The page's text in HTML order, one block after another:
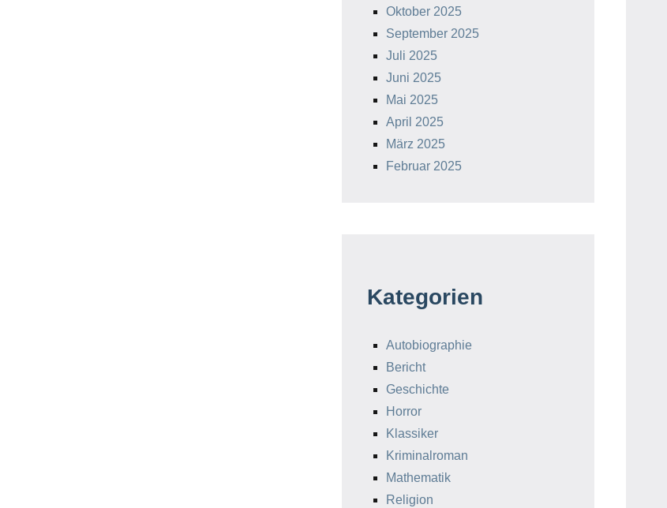
Oktober 2025
September 2025
Juli 2025
Juni 2025
Mai 2025
April 2025
März 2025
Februar 2025
Kategorien
Autobiographie
Bericht
Geschichte
Horror
Klassiker
Kriminalroman
Mathematik
Religion